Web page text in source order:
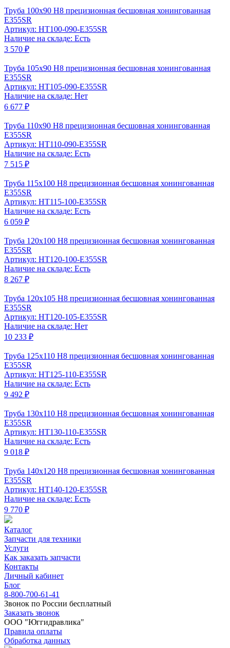
Труба 100x90 Н8 прецизионная бесшовная хонингованная
Е355SR
Артикул: HT100-090-Е355SR
Наличие на складе: Есть
3 570 ₽
Труба 105x90 Н8 прецизионная бесшовная хонингованная
Е355SR
Артикул: HT105-090-Е355SR
Наличие на складе: Нет
6 677 ₽
Труба 110x90 Н8 прецизионная бесшовная хонингованная
Е355SR
Артикул: HT110-090-Е355SR
Наличие на складе: Есть
7 515 ₽
Труба 115x100 Н8 прецизионная бесшовная хонингованная
Е355SR
Артикул: HT115-100-Е355SR
Наличие на складе: Есть
6 059 ₽
Труба 120x100 Н8 прецизионная бесшовная хонингованная
Е355SR
Артикул: HT120-100-Е355SR
Наличие на складе: Есть
8 267 ₽
Труба 120x105 Н8 прецизионная бесшовная хонингованная
Е355SR
Артикул: HT120-105-Е355SR
Наличие на складе: Нет
10 233 ₽
Труба 125x110 Н8 прецизионная бесшовная хонингованная
Е355SR
Артикул: HT125-110-E355SR
Наличие на складе: Есть
9 492 ₽
Труба 130x110 Н8 прецизионная бесшовная хонингованная
Е355SR
Артикул: HT130-110-Е355SR
Наличие на складе: Есть
9 018 ₽
Труба 140x120 Н8 прецизионная бесшовная хонингованная
Е355SR
Артикул: HT140-120-Е355SR
Наличие на складе: Есть
9 770 ₽
Каталог
Запчасти для техники
Услуги
Как заказать запчасти
Контакты
Личный кабинет
Блог
8-800-700-61-41
Звонок по России бесплатный
Заказать звонок
ООО "Юггидравлика"
Правила оплаты
Обработка данных